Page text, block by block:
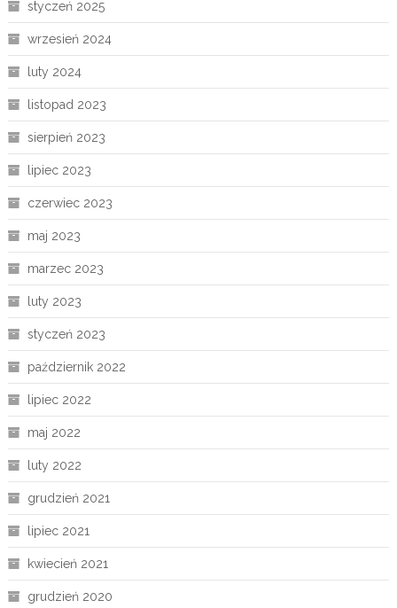
styczeń 2025
wrzesień 2024
luty 2024
listopad 2023
sierpień 2023
lipiec 2023
czerwiec 2023
maj 2023
marzec 2023
luty 2023
styczeń 2023
październik 2022
lipiec 2022
maj 2022
luty 2022
grudzień 2021
lipiec 2021
kwiecień 2021
grudzień 2020